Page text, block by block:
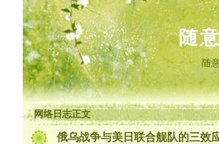
随
随
网络日志正文
俄乌战争与美日联合舰队的三效